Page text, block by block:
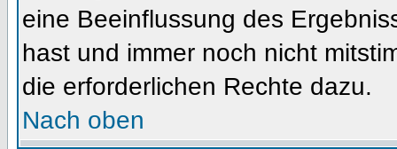
eine Beeinflussung des
hast und immer noch nicht
die erforderlichen Rechte dazu.
Nach oben